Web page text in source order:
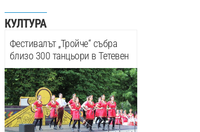
КУЛТУРА
Фестивалът „Тройче“ събра
близо 300 танцьори в Тетевен